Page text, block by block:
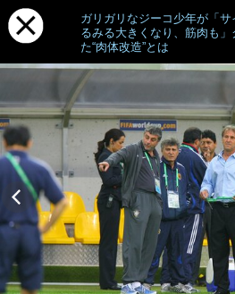
ガリガリなジーコ少年が「
るみる大きくなり、筋肉も
た“肉体改造”とは